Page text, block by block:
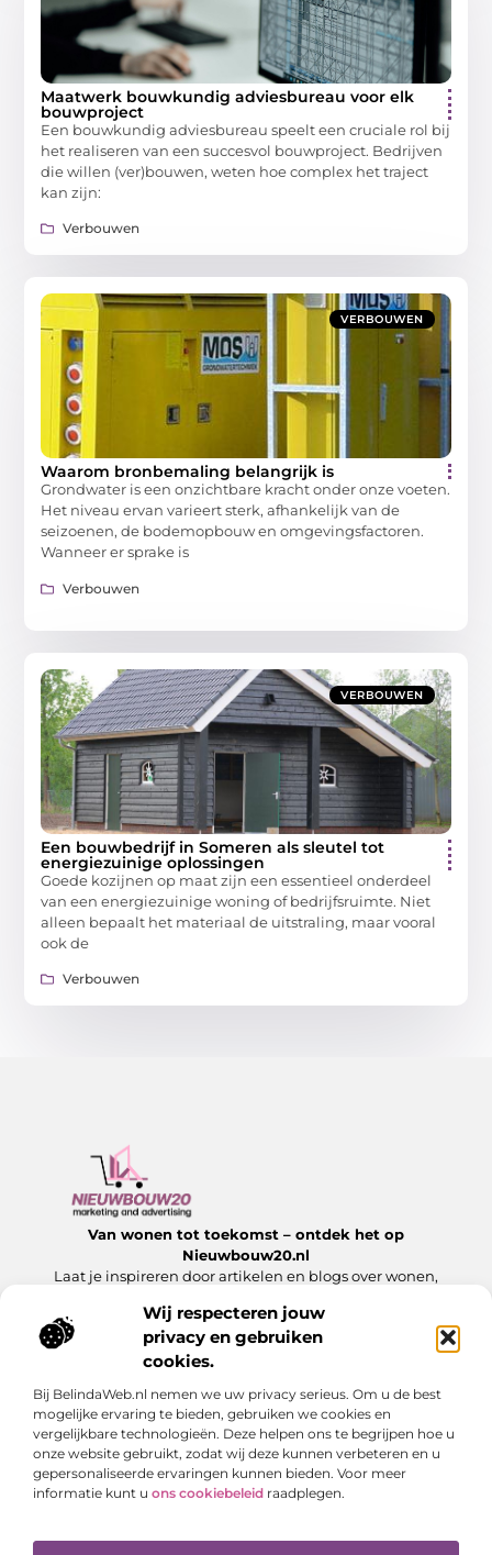
Wij respecteren jouw
privacy en gebruiken
cookies.
Bij BelindaWeb.nl nemen we uw privacy serieus. Om u de best
mogelijke ervaring te bieden, gebruiken we cookies en
vergelijkbare technologieën. Deze helpen ons te begrijpen hoe u
onze website gebruikt, zodat wij deze kunnen verbeteren en u
gepersonaliseerde ervaringen kunnen bieden. Voor meer
informatie kunt u ons cookiebeleid raadplegen.
Maatwerk bouwkundig adviesbureau voor elk
bouwproject
Een bouwkundig adviesbureau speelt een cruciale rol bij
het realiseren van een succesvol bouwproject. Bedrijven
die willen (ver)bouwen, weten hoe complex het traject
kan zijn:
Verbouwen
VERBOUWEN
Waarom bronbemaling belangrijk is
Grondwater is een onzichtbare kracht onder onze voeten.
Het niveau ervan varieert sterk, afhankelijk van de
seizoenen, de bodemopbouw en omgevingsfactoren.
Wanneer er sprake is
Verbouwen
VERBOUWEN
Een bouwbedrijf in Someren als sleutel tot
energiezuinige oplossingen
Goede kozijnen op maat zijn een essentieel onderdeel
van een energiezuinige woning of bedrijfsruimte. Niet
alleen bepaalt het materiaal de uitstraling, maar vooral
ook de
Verbouwen
Van wonen tot toekomst – ontdek het op
Nieuwbouw20.nl
Laat je inspireren door artikelen en blogs over wonen,
Onze informatie
Bericht categorie